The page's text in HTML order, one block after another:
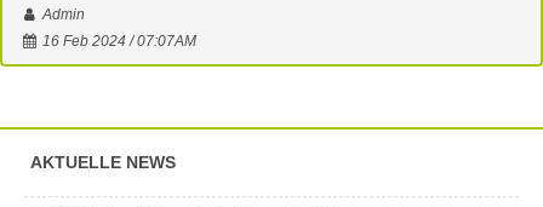
Admin
16 Feb 2024 / 07:07AM
AKTUELLE NEWS